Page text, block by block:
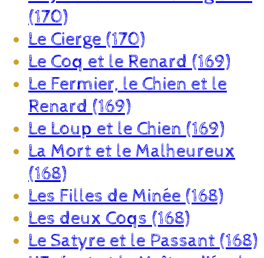
(170)
Le Cierge (170)
Le Coq et le Renard (169)
Le Fermier, le Chien et le
Renard (169)
Le Loup et le Chien (169)
La Mort et le Malheureux
(168)
Les Filles de Minée (168)
Les deux Coqs (168)
Le Satyre et le Passant (168)